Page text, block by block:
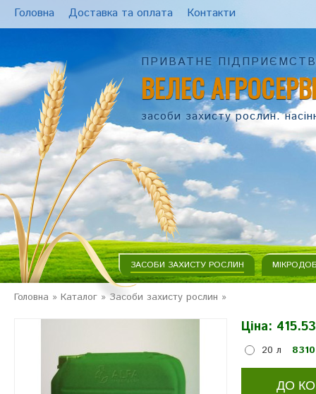
ПРИВАТНЕ
ВЕЛЕС
засоби захисту рослин.
Головна Доставка та оплата Контакти
ЗАСОБИ ЗАХИСТУ РОСЛИН
Головна » Каталог » Засоби захисту рослин »
Ціна:
20 л